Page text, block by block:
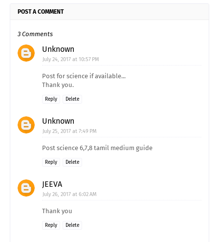
POST A COMMENT
3 Comments
Unknown
July 24, 2017 at 10:57 PM
Post for science if available...
Thank you.
Reply Delete
Unknown
July 25, 2017 at 7:49 PM
Post science 6,7,8 tamil medium guide
Reply Delete
JEEVA
July 26, 2017 at 6:02 AM
Thank you
Reply Delete